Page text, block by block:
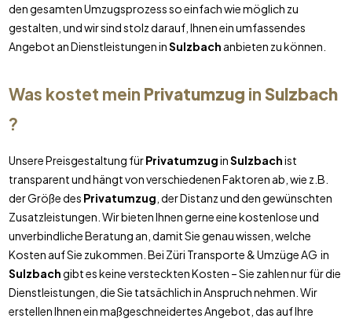
den gesamten Umzugsprozess so einfach wie möglich zu
gestalten, und wir sind stolz darauf, Ihnen ein umfassendes
Angebot an Dienstleistungen inSulzbach anbieten zu können.
Was kostet mein Privatumzug inSulzbach
?
Unsere Preisgestaltung fürPrivatumzuginSulzbachist
transparent und hängt von verschiedenen Faktoren ab, wie z.B.
der Größe des Privatumzug , der Distanz und den gewünschten
Zusatzleistungen. Wir bieten Ihnen gerne eine kostenlose und
unverbindliche Beratung an, damit Sie genau wissen, welche
Kosten auf Sie zukommen. Bei Züri Transporte & Umzüge AG in
Sulzbachgibt es keine versteckten Kosten – Sie zahlen nur für die
Dienstleistungen, die Sie tatsächlich in Anspruch nehmen. Wir
erstellen Ihnen ein maßgeschneidertes Angebot, das auf Ihre